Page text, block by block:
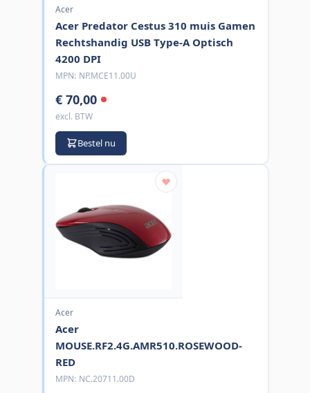
Acer
Acer Predator Cestus 310 muis Gamen
Rechtshandig USB Type-A Optisch
4200 DPI
MPN: NP.MCE11.00U
€ 70,00
excl. BTW
Bestel nu
Acer
Acer
MOUSE.RF2.4G.AMR510.ROSEWOOD-
RED
MPN: NC.20711.00D